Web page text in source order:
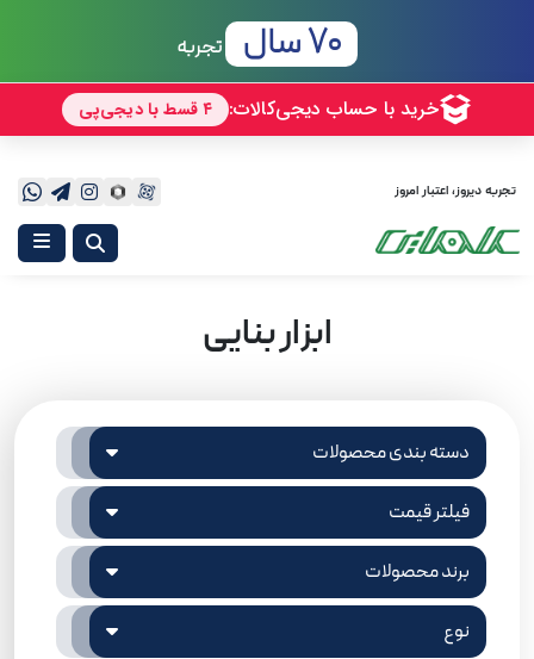
70 سال تجربه
تجربه دیروز، اعتبار امروز
ابزار بنایی
دسته بندی محصولات
فیلتر قیمت
برند محصولات
نوع